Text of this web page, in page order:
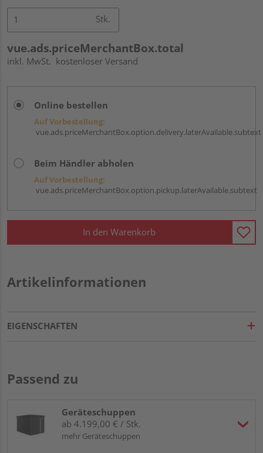
Stk.
vue.ads.priceMerchantBox.total
inkl. MwSt. kostenloser Versand
Online bestellen
Auf Vorbestellung:
vue.ads.priceMerchantBox.option.delivery.laterAvailable.subtext
Beim Händler abholen
Auf Vorbestellung:
vue.ads.priceMerchantBox.option.pickup.laterAvailable.subtext
In den Warenkorb
Artikelinformationen
EIGENSCHAFTEN
Passend zu
Geräteschuppen
ab 4.199,00 € / Stk.
mehr Geräteschuppen